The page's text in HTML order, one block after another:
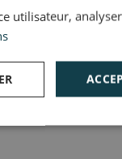
utilisateur,